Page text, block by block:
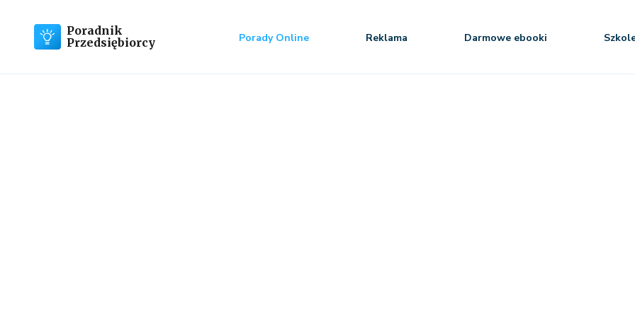
Poradnik
Przedsiębiorcy
Porady Online Reklama Darmowe ebooki